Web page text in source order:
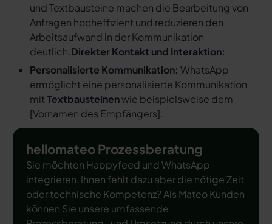
und Textbausteine machen die Bearbeitung von
Anfragen hocheffizient und reduzieren den
Arbeitsaufwand in der Kommunikation
deutlich.Direkter Kontakt und Interaktion:
Personalisierte Kommunikation: WhatsApp
ermöglicht eine personalisierte Kommunikation
mitTextbausteinenwie beispielsweise dem
[Vornamen des Empfängers].
hellomateo Prozessberatung
Sie möchten Happyfeed und WhatsApp
integrieren, Ihnen fehlt dazu aber die nötige Zeit
oder technische Kompetenz? Als Mateo Kunden
können Sie unsere umfassende